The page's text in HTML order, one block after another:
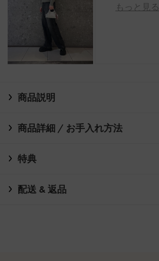
もっと見る
商品説明
商品詳細 / お手入れ方法
特典
配送 & 返品